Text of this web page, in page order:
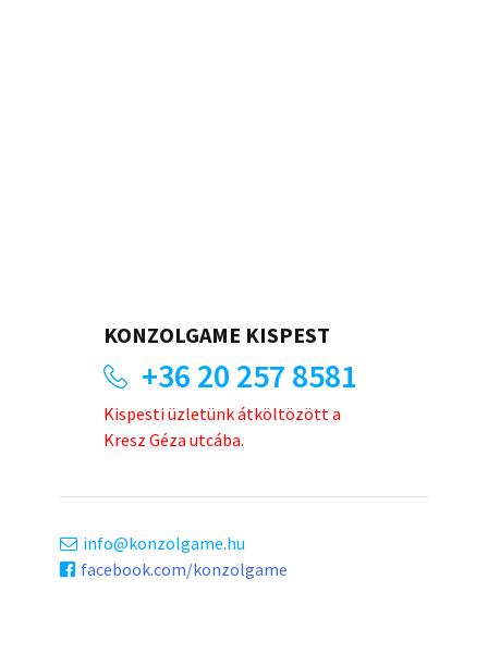
KONZOLGAME KISPEST
+36 20 257 8581
Kispesti üzletünk átköltözött a
Kresz Géza utcába.
info
konzolgame.hu
facebook.com/konzolgame